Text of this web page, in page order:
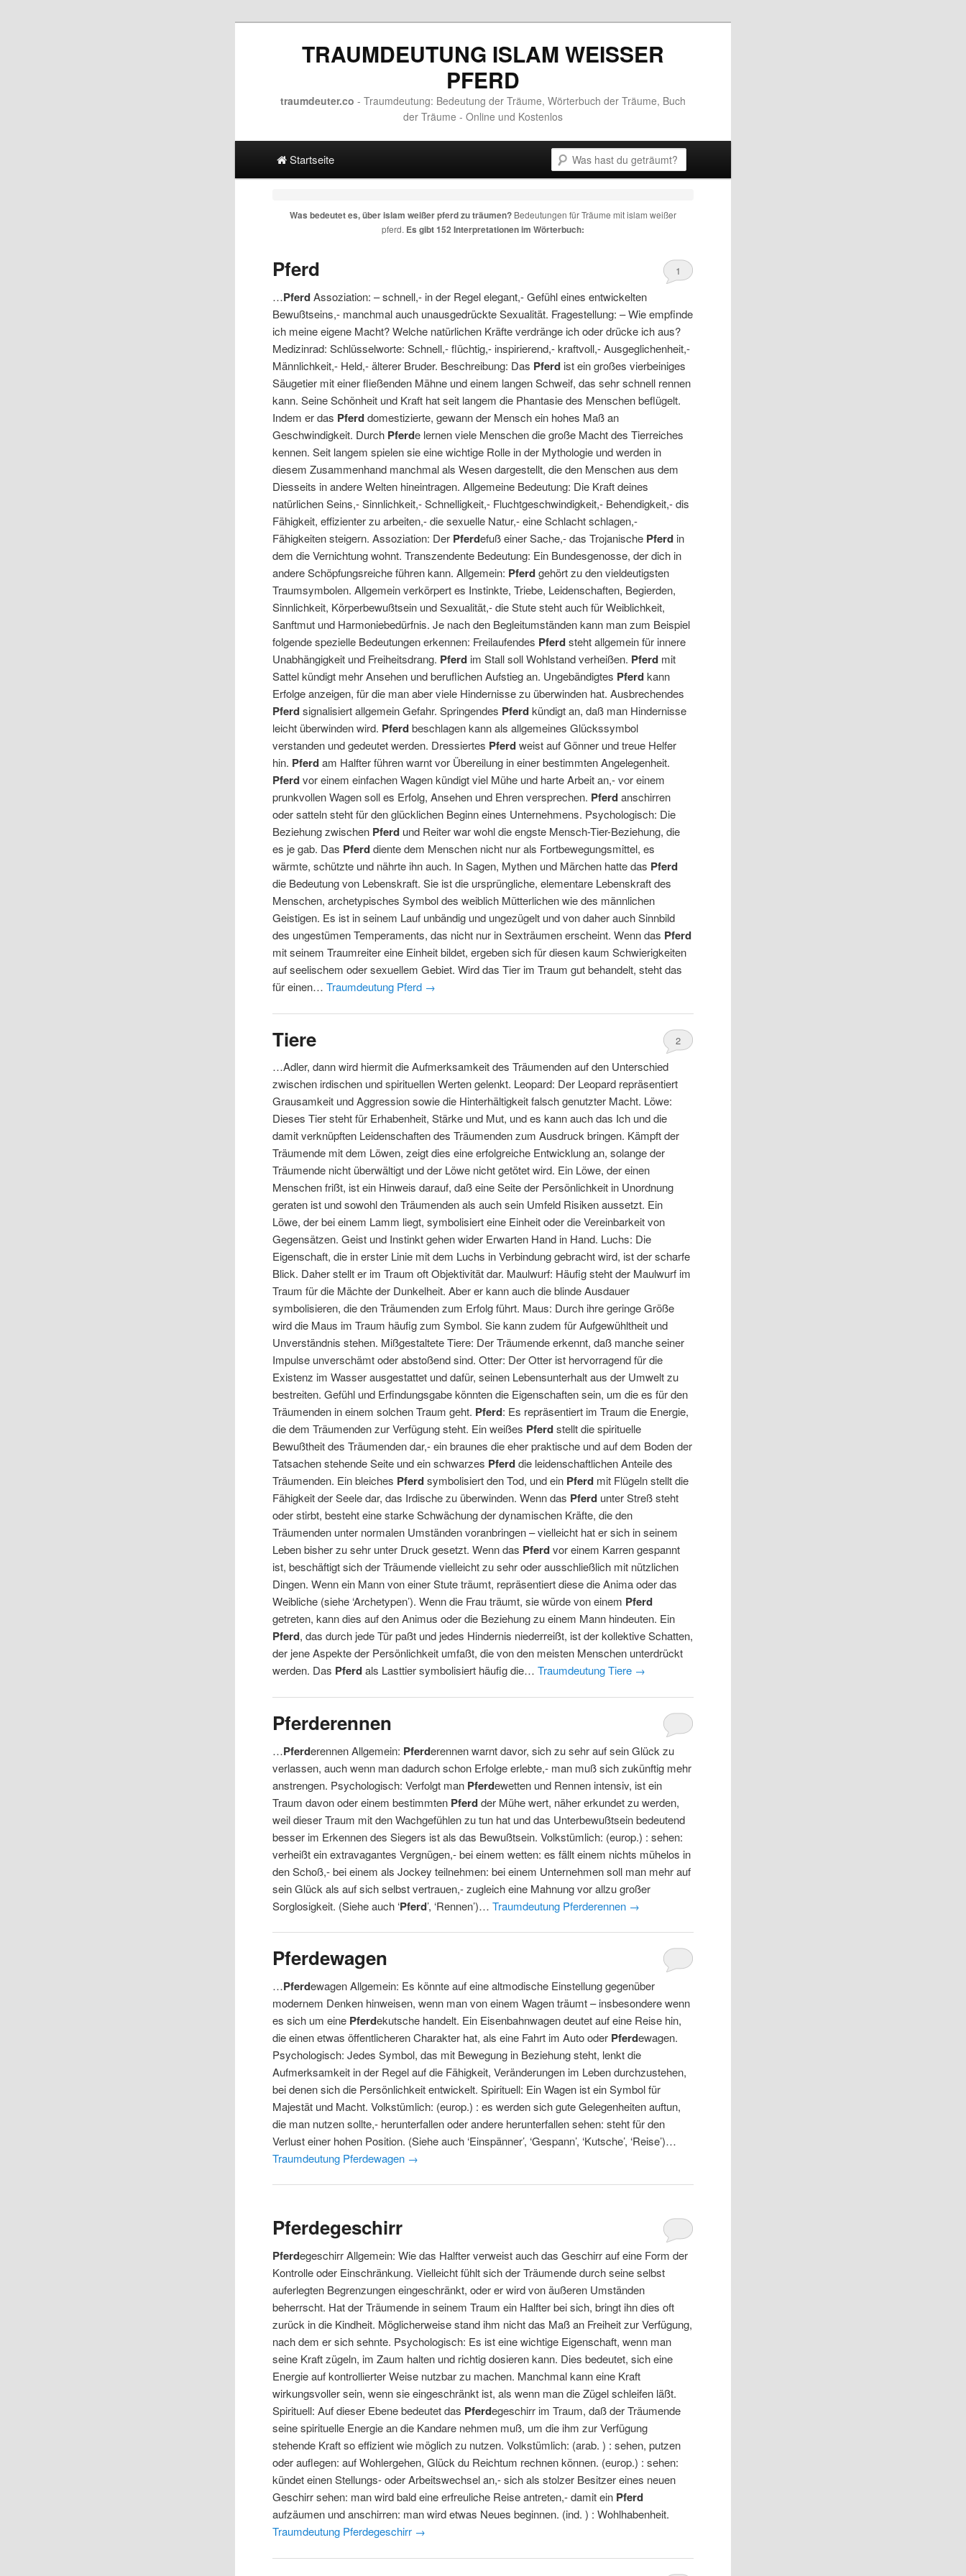
TRAUMDEUTUNG ISLAM WEISSER P
FERD
traumdeuter.co - Traumdeutung: Bedeutung der Träume, Wörterbuch der Träume, Buch
der Träume - Online und Kostenlos
Direkt zum Hauptinhalt
Spring zur sekundären Inhalt
Startseite
Was bedeutet es, überislam weißer pferdzu träumen? Bedeutungen für Träume mitislam weißer
pferd. Es gibt 152 Interpretationen im Wörterbuch:
Pferd 1
…PferdAssoziation: – schnell,- in der Regel elegant,- Gefühl eines entwickelten
Bewußtseins,- manchmal auch unausgedrückte Sexualität. Fragestellung: – Wie empfinde
ich meine eigene Macht? Welche natürlichen Kräfte verdränge ich oder drücke ich aus?
Medizinrad: Schlüsselworte: Schnell,- flüchtig,- inspirierend,- kraftvoll,- Ausgeglichenheit,-
Männlichkeit,- Held,- älterer Bruder. Beschreibung: Das Pferd ist ein großes vierbeiniges
Säugetier mit einer fließenden Mähne und einem langen Schweif, das sehr schnell rennen
kann. Seine Schönheit und Kraft hat seit langem die Phantasie des Menschen beflügelt.
Indem er das Pferddomestizierte, gewann der Mensch ein hohes Maß an
Geschwindigkeit. Durch Pferde lernen viele Menschen die große Macht des Tierreiches
kennen. Seit langem spielen sie eine wichtige Rolle in der Mythologie und werden in
diesem Zusammenhand manchmal als Wesen dargestellt, die den Menschen aus dem
Diesseits in andere Welten hineintragen. Allgemeine Bedeutung: Die Kraft deines
natürlichen Seins,- Sinnlichkeit,- Schnelligkeit,- Fluchtgeschwindigkeit,- Behendigkeit,- dis
Fähigkeit, effizienter zu arbeiten,- die sexuelle Natur,- eine Schlacht schlagen,-
Fähigkeiten steigern. Assoziation: Der Pferdefuß einer Sache,- das Trojanische Pferd in
dem die Vernichtung wohnt. Transzendente Bedeutung: Ein Bundesgenosse, der dich in
andere Schöpfungsreiche führen kann. Allgemein: Pferdgehört zu den vieldeutigsten
Traumsymbolen. Allgemein verkörpert es Instinkte, Triebe, Leidenschaften, Begierden,
Sinnlichkeit, Körperbewußtsein und Sexualität,- die Stute steht auch für Weiblichkeit,
Sanftmut und Harmoniebedürfnis. Je nach den Begleitumständen kann man zum Beispiel
folgende spezielle Bedeutungen erkennen: Freilaufendes Pferdsteht allgemein für innere
Unabhängigkeit und Freiheitsdrang. Pferd im Stall soll Wohlstand verheißen. Pferd mit
Sattel kündigt mehr Ansehen und beruflichen Aufstieg an. Ungebändigtes Pferdkann
Erfolge anzeigen, für die man aber viele Hindernisse zu überwinden hat. Ausbrechendes
Pferdsignalisiert allgemein Gefahr. Springendes Pferdkündigt an, daß man Hindernisse
leicht überwinden wird. Pferdbeschlagen kann als allgemeines Glückssymbol
verstanden und gedeutet werden. Dressiertes Pferdweist auf Gönner und treue Helfer
hin. Pferdam Halfter führen warnt vor Übereilung in einer bestimmten Angelegenheit.
Pferdvor einem einfachen Wagen kündigt viel Mühe und harte Arbeit an,- vor einem
prunkvollen Wagen soll es Erfolg, Ansehen und Ehren versprechen. Pferdanschirren
oder satteln steht für den glücklichen Beginn eines Unternehmens. Psychologisch: Die
Beziehung zwischen Pferd und Reiter war wohl die engste Mensch-Tier-Beziehung, die
es je gab. Das Pferddiente dem Menschen nicht nur als Fortbewegungsmittel, es
wärmte, schützte und nährte ihn auch. In Sagen, Mythen und Märchen hatte das Pferd
die Bedeutung von Lebenskraft. Sie ist die ursprüngliche, elementare Lebenskraft des
Menschen, archetypisches Symbol des weiblich Mütterlichen wie des männlichen
Geistigen. Es ist in seinem Lauf unbändig und ungezügelt und von daher auch Sinnbild
des ungestümen Temperaments, das nicht nur in Sexträumen erscheint. Wenn das Pferd
mit seinem Traumreiter eine Einheit bildet, ergeben sich für diesen kaum Schwierigkeiten
auf seelischem oder sexuellem Gebiet. Wird das Tier im Traum gut behandelt, steht das
für einen…Traumdeutung Pferd →
Tiere 2
…Adler, dann wird hiermit die Aufmerksamkeit des Träumenden auf den Unterschied
zwischen irdischen und spirituellen Werten gelenkt. Leopard: Der Leopard repräsentiert
Grausamkeit und Aggression sowie die Hinterhältigkeit falsch genutzter Macht. Löwe:
Dieses Tier steht für Erhabenheit, Stärke und Mut, und es kann auch das Ich und die
damit verknüpften Leidenschaften des Träumenden zum Ausdruck bringen. Kämpft der
Träumende mit dem Löwen, zeigt dies eine erfolgreiche Entwicklung an, solange der
Träumende nicht überwältigt und der Löwe nicht getötet wird. Ein Löwe, der einen
Menschen frißt, ist ein Hinweis darauf, daß eine Seite der Persönlichkeit in Unordnung
geraten ist und sowohl den Träumenden als auch sein Umfeld Risiken aussetzt. Ein
Löwe, der bei einem Lamm liegt, symbolisiert eine Einheit oder die Vereinbarkeit von
Gegensätzen. Geist und Instinkt gehen wider Erwarten Hand in Hand. Luchs: Die
Eigenschaft, die in erster Linie mit dem Luchs in Verbindung gebracht wird, ist der scharfe
Blick. Daher stellt er im Traum oft Objektivität dar. Maulwurf: Häufig steht der Maulwurf im
Traum für die Mächte der Dunkelheit. Aber er kann auch die blinde Ausdauer
symbolisieren, die den Träumenden zum Erfolg führt. Maus: Durch ihre geringe Größe
wird die Maus im Traum häufig zum Symbol. Sie kann zudem für Aufgewühltheit und
Unverständnis stehen. Mißgestaltete Tiere: Der Träumende erkennt, daß manche seiner
Impulse unverschämt oder abstoßend sind. Otter: Der Otter ist hervorragend für die
Existenz im Wasser ausgestattet und dafür, seinen Lebensunterhalt aus der Umwelt zu
bestreiten. Gefühl und Erfindungsgabe könnten die Eigenschaften sein, um die es für den
Träumenden in einem solchen Traum geht. Pferd: Es repräsentiert im Traum die Energie,
die dem Träumenden zur Verfügung steht. Ein weißes Pferdstellt die spirituelle
Bewußtheit des Träumenden dar,- ein braunes die eher praktische und auf dem Boden der
Tatsachen stehende Seite und ein schwarzes Pferddie leidenschaftlichen Anteile des
Träumenden. Ein bleiches Pferdsymbolisiert den Tod, und ein Pferd mit Flügeln stellt die
Fähigkeit der Seele dar, das Irdische zu überwinden. Wenn das Pferd unter Streß steht
oder stirbt, besteht eine starke Schwächung der dynamischen Kräfte, die den
Träumenden unter normalen Umständen voranbringen – vielleicht hat er sich in seinem
Leben bisher zu sehr unter Druck gesetzt. Wenn das Pferdvor einem Karren gespannt
ist, beschäftigt sich der Träumende vielleicht zu sehr oder ausschließlich mit nützlichen
Dingen. Wenn ein Mann von einer Stute träumt, repräsentiert diese die Anima oder das
Weibliche (siehe ‘Archetypen’). Wenn die Frau träumt, sie würde von einem Pferd
getreten, kann dies auf den Animus oder die Beziehung zu einem Mann hindeuten. Ein
Pferd, das durch jede Tür paßt und jedes Hindernis niederreißt, ist der kollektive Schatten,
der jene Aspekte der Persönlichkeit umfaßt, die von den meisten Menschen unterdrückt
werden. Das Pferdals Lasttier symbolisiert häufig die…Traumdeutung Tiere →
Pferderennen
…Pferderennen Allgemein: Pferderennen warnt davor, sich zu sehr auf sein Glück zu
verlassen, auch wenn man dadurch schon Erfolge erlebte,- man muß sich zukünftig mehr
anstrengen. Psychologisch: Verfolgt man Pferdewetten und Rennen intensiv, ist ein
Traum davon oder einem bestimmten Pferdder Mühe wert, näher erkundet zu werden,
weil dieser Traum mit den Wachgefühlen zu tun hat und das Unterbewußtsein bedeutend
besser im Erkennen des Siegers ist als das Bewußtsein. Volkstümlich: (europ.) : sehen:
verheißt ein extravagantes Vergnügen,- bei einem wetten: es fällt einem nichts mühelos in
den Schoß,- bei einem als Jockey teilnehmen: bei einem Unternehmen soll man mehr auf
sein Glück als auf sich selbst vertrauen,- zugleich eine Mahnung vor allzu großer
Sorglosigkeit. (Siehe auch ‘Pferd’, ‘Rennen’)…Traumdeutung Pferderennen →
Pferdewagen
…Pferdewagen Allgemein: Es könnte auf eine altmodische Einstellung gegenüber
modernem Denken hinweisen, wenn man von einem Wagen träumt – insbesondere wenn
es sich um eine Pferdekutsche handelt. Ein Eisenbahnwagen deutet auf eine Reise hin,
die einen etwas öffentlicheren Charakter hat, als eine Fahrt im Auto oder Pferdewagen.
Psychologisch: Jedes Symbol, das mit Bewegung in Beziehung steht, lenkt die
Aufmerksamkeit in der Regel auf die Fähigkeit, Veränderungen im Leben durchzustehen,
bei denen sich die Persönlichkeit entwickelt. Spirituell: Ein Wagen ist ein Symbol für
Majestät und Macht. Volkstümlich: (europ.) : es werden sich gute Gelegenheiten auftun,
die man nutzen sollte,- herunterfallen oder andere herunterfallen sehen: steht für den
Verlust einer hohen Position. (Siehe auch ‘Einspänner’, ‘Gespann’, ‘Kutsche’, ‘Reise’)…
Traumdeutung Pferdewagen →
Pferdegeschirr
Pferdegeschirr Allgemein: Wie das Halfter verweist auch das Geschirr auf eine Form der
Kontrolle oder Einschränkung. Vielleicht fühlt sich der Träumende durch seine selbst
auferlegten Begrenzungen eingeschränkt, oder er wird von äußeren Umständen
beherrscht. Hat der Träumende in seinem Traum ein Halfter bei sich, bringt ihn dies oft
zurück in die Kindheit. Möglicherweise stand ihm nicht das Maß an Freiheit zur Verfügung,
nach dem er sich sehnte. Psychologisch: Es ist eine wichtige Eigenschaft, wenn man
seine Kraft zügeln, im Zaum halten und richtig dosieren kann. Dies bedeutet, sich eine
Energie auf kontrollierter Weise nutzbar zu machen. Manchmal kann eine Kraft
wirkungsvoller sein, wenn sie eingeschränkt ist, als wenn man die Zügel schleifen läßt.
Spirituell: Auf dieser Ebene bedeutet das Pferdegeschirr im Traum, daß der Träumende
seine spirituelle Energie an die Kandare nehmen muß, um die ihm zur Verfügung
stehende Kraft so effizient wie möglich zu nutzen. Volkstümlich: (arab. ) : sehen, putzen
oder auflegen: auf Wohlergehen, Glück du Reichtum rechnen können. (europ.) : sehen:
kündet einen Stellungs- oder Arbeitswechsel an,- sich als stolzer Besitzer eines neuen
Geschirr sehen: man wird bald eine erfreuliche Reise antreten,- damit ein Pferd
aufzäumen und anschirren: man wird etwas Neues beginnen. (ind. ) : Wohlhabenheit.
Traumdeutung Pferdegeschirr →